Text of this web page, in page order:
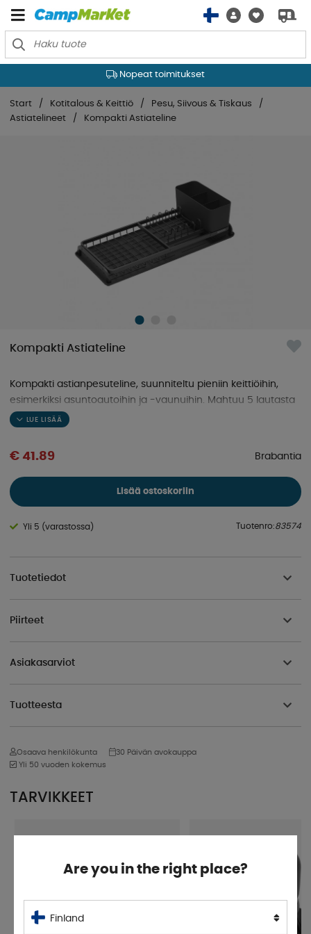
Nopeat toimitukset
Start Kotitalous & Keittiö
Pesu, Siivous & Tiskaus
Astiatelineet
Kompakti Astiateline
Kompakti Astiateline
Kompakti astianpesuteline, suunniteltu pieniin keittiöihin,
esimerkiksi asuntoautoihin ja -vaunuihin. Mahtuu 5 lautasta
ja siinä on irrotettava aterinteline sekä tippalauta.
€ 41.89 Brabantia
Lisää ostoskoriin
Yli 5 (varastossa) Tuotenro:83574
Tuotetiedot
Piirteet
Asiakasarviot
Tuotteesta
Osaava henkilökunta
30 Päivän avokauppa
Yli 50 vuoden kokemus
TARVIKKEET
Are you in the right place?
Finland